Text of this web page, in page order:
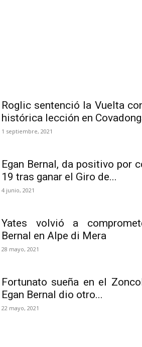
Roglic sentenció la Vuelta
histórica lección en
1 septiembre, 2021
Egan Bernal, da positivo por
19 tras ganar el Giro de...
4 junio, 2021
Yates volvió a
Bernal en Alpe di Mera
28 mayo, 2021
Fortunato sueña en el
Egan Bernal dio otro...
22 mayo, 2021